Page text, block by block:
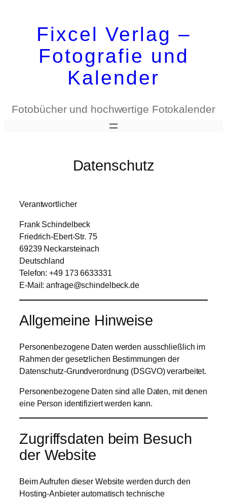
Fixcel Verlag –
Fotografie und
Kalender
Fotobücher und hochwertige Fotokalender
Datenschutz
Verantwortlicher
Frank Schindelbeck
Friedrich-Ebert-Str. 75
69239 Neckarsteinach
Deutschland
Telefon: +49 173 6633331
E-Mail:anfrage@schindelbeck.de
Allgemeine Hinweise
Personenbezogene Daten werden ausschließlich im
Rahmen der gesetzlichen Bestimmungen der
Datenschutz-Grundverordnung (DSGVO) verarbeitet.
Personenbezogene Daten sind alle Daten, mit denen
eine Person identifiziert werden kann.
Zugriffsdaten beim Besuch
der Website
Beim Aufrufen dieser Website werden durch den
Hosting-Anbieter automatisch technische